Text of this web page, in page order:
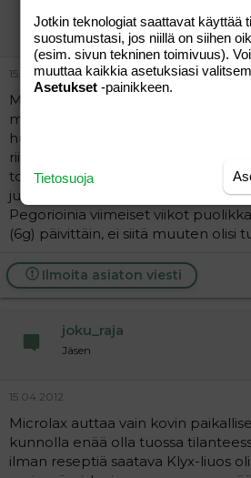
Vieras
15.04.2012
Mulla ei Levolac tai Visiblin
mutta Pegorion toi helpotuksen ja
huomioiden) yllättävän
riitä niin rohkeasti Microlax (tai
toimi) ensihätään. Sit jos tietysti
juominen-liikunta-asiat kuntoon,
Pegorioinia viimeiset viikot
(6g) päivittäin, ei siitä muuten olisi
Ilmoita asiaton viesti
joku_raja
Jäsen
15.04.2012
Microlax auttaa vain kovin
kunnolla enää olla tuossa
ilman reseptiä saatava Klyx-liuos
Jotkin teknologiat saattavat käyttää
suostumustasi, jos niillä on siihen
(esim. sivun tekninen toimivuus).
muuttaa kaikkia asetuksiasi
Asetukset -painikkeen.
Tietosuoja